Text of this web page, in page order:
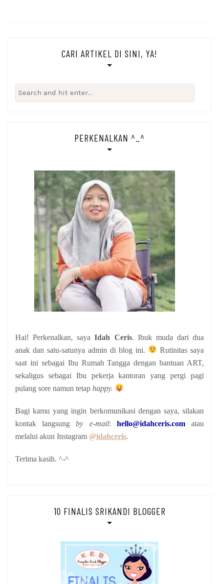
CARI ARTIKEL DI SINI, YA!
Search
for:
PERKENALKAN ^_^
Hai! Perkenalkan, sayaIdah Ceris. Ibuk muda dari dua
anak dan satu-satunya admin di blog ini.
Rutinitas saya
saat ini sebagai Ibu Rumah Tangga dengan bantuan ART,
sekaligus sebagai Ibu pekerja kantoran yang pergi pagi
pulang sore namun tetap happy.
Bagi kamu yang ingin berkomunikasi dengan saya, silakan
kontak langsungby e-mail: hello@idahceris.com
atau
melalui akun Instagram @idahceris.
Terima kasih. ^-^
10 FINALIS SRIKANDI BLOGGER